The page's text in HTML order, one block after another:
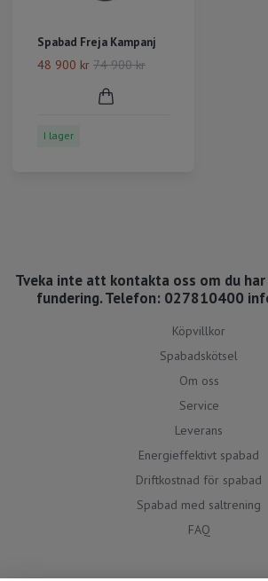
Spabad Freja Kampanj
48 900 kr 74 900 kr
I lager
Tveka inte att kontakta oss om du
fundering. Telefon: 027810400
Köpvillkor
Spabadskötsel
Om oss
Service
Leverans
Energieffektivt spabad
Driftkostnad för spabad
Spabad med saltrening
FAQ